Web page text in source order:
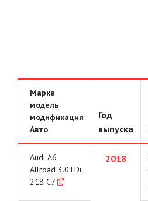
Марка
модель
модификация
Авто
Год
выпуска
Audi A6
Allroad 3.0TDi
218 C7
2018